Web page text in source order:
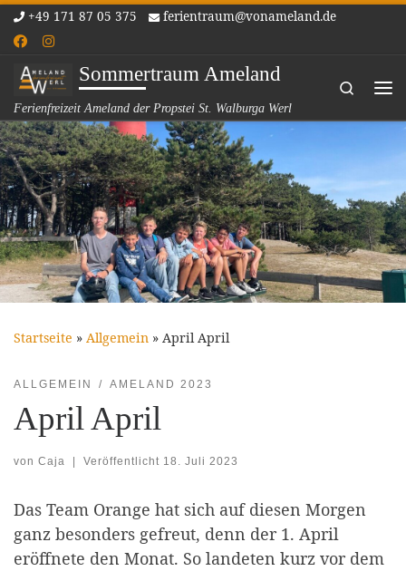
Zum Inhalt springen
+49 171 87 05 375 ferientraum@vonameland.de
Sommertraum Ameland
Ferienfreizeit Ameland der Propstei St. Walburga Werl
Search
Startseite » Allgemein » April April
ALLGEMEIN AMELAND 2023
April April
von Caja Veröffentlicht 18. Juli 2023
Das Team Orange hat sich auf diesen Morgen
ganz besonders gefreut, denn der 1. April
eröffnete den Monat. So landeten kurz vor dem